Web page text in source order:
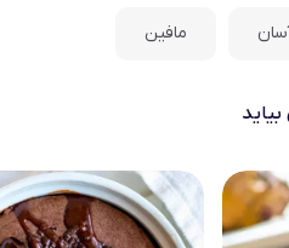
مافین